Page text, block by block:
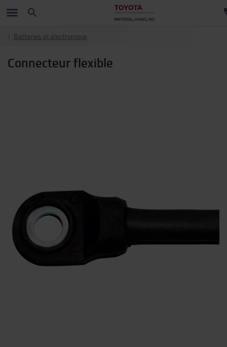
Batteries et électronique
Connecteur flexible